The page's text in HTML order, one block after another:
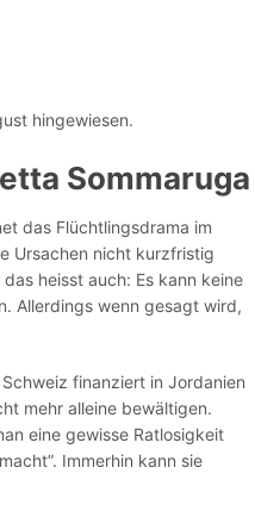
hingewiesen.
Sommaruga
das Flüchtlingsdrama im
Ursachen nicht kurzfristig
heisst auch: Es kann keine
Allerdings wenn gesagt wird,
finanziert in Jordanien
mehr alleine bewältigen.
eine gewisse Ratlosigkeit
Immerhin kann sie